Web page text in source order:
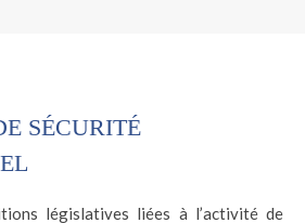
SÉCURITÉ
législatives liées à l’activité de